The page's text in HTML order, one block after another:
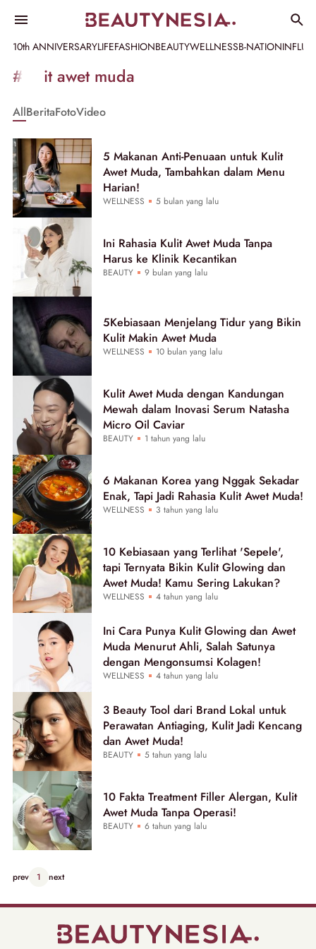
10th ANNIVERSARYLIFEFASHIONBEAUTYWELLNESSB-NATION
Informasi
[GET_DATA_TITLE]
Beautynesia
#kulit awet muda
AllBeritaFotoVideo
5 Makanan Anti-Penuaan untuk Kulit
Awet Muda, Tambahkan dalam Menu
Harian!
WELLNESS 5 bulan yang lalu
Ini Rahasia Kulit Awet Muda Tanpa
Harus ke Klinik Kecantikan
BEAUTY 9 bulan yang lalu
5Kebiasaan Menjelang Tidur yang Bikin
Kulit Makin Awet Muda
WELLNESS 10 bulan yang lalu
Kulit Awet Muda dengan Kandungan
Mewah dalam Inovasi Serum Natasha
Micro Oil Caviar
BEAUTY 1 tahun yang lalu
6 Makanan Korea yang Nggak Sekadar
Enak, Tapi Jadi Rahasia Kulit Awet Muda!
WELLNESS 3 tahun yang lalu
10 Kebiasaan yang Terlihat 'Sepele',
tapi Ternyata Bikin Kulit Glowing dan
Awet Muda! Kamu Sering Lakukan?
WELLNESS 4 tahun yang lalu
Ini Cara Punya Kulit Glowing dan Awet
Muda Menurut Ahli, Salah Satunya
dengan Mengonsumsi Kolagen!
WELLNESS 4 tahun yang lalu
3 Beauty Tool dari Brand Lokal untuk
Perawatan Antiaging, Kulit Jadi Kencang
dan Awet Muda!
BEAUTY 5 tahun yang lalu
10 Fakta Treatment Filler Alergan, Kulit
Awet Muda Tanpa Operasi!
BEAUTY 6 tahun yang lalu
prev 1 next